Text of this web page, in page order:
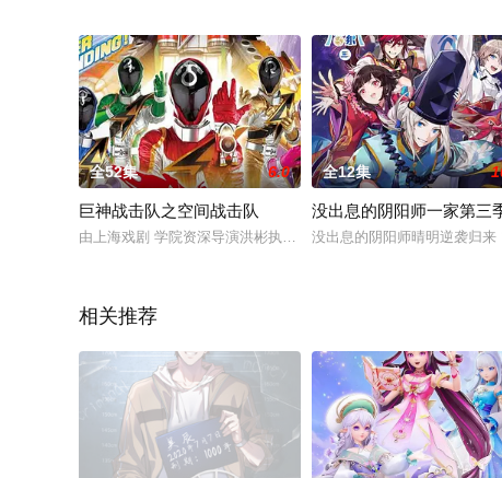
全52集 6.0
巨神战击队之空间战击队
由上海戏剧 学院资深导演洪彬执导、象山县人民 政府协助拍摄的
全12集
没出息的阴阳师一家第三
没出息的阴阳师晴明逆袭归
相关推荐